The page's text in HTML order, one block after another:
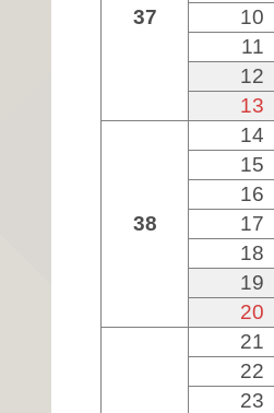
37
10
11
12
13
38
14
15
16
17
18
19
20
21
22
23